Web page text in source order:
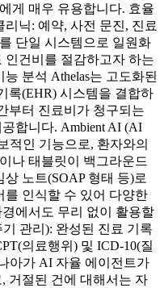
게 매우 유용합니다. 효율
닉: 예약, 사전 문진, 진료
단일 시스템으로 일원화
건비를 절감하고자 하는
분석 Athelas는 고도화된
록(EHR) 시스템을 결합하
부터 진료비가 청구되는
합니다. Ambient AI (AI
적인 기능으로, 환자와의
나 태블릿이 백그라운드
노트(SOAP 형태 등)로
를 인식할 수 있어 다양한
에서도 무리 없이 활용할
관리): 완성된 진료 기록
의료행위) 및 ICD-10(질
아가 AI 자율 에이전트가
거절된 건에 대해서는 자